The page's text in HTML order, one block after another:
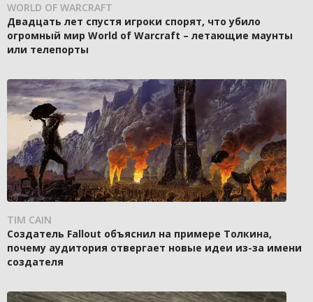
WORLD OF WARCRAFT
Двадцать лет спустя игроки спорят, что убило
огромный мир World of Warcraft – летающие маунты
или телепорты
TIM CAIN
Создатель Fallout объяснил на примере Толкина,
почему аудитория отвергает новые идеи из-за имени
создателя